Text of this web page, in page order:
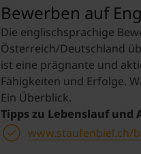
Bewerben auf
Die englischsprachige
Österreich/Deutschland
ist eine prägnante und
Fähigkeiten und Erfolge.
Ein Überblick.
Tipps zu Lebenslauf und
www.staufenbiel.ch/